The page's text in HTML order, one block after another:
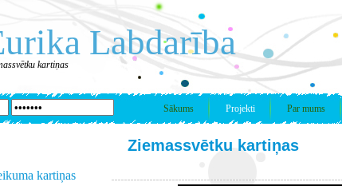
Labdarība
kartiņas
Sākums Projekti Par mums
kartiņas
Ziemassvētku kartiņas